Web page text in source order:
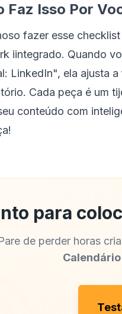
Faz Isso Por
fazer esse
iintegrado. Quando
LinkedIn", ela ajusta
Cada peça é um
conteúdo com
para
de perder horas